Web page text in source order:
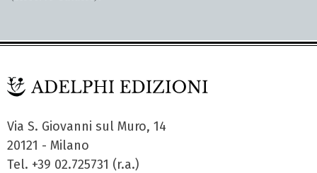
Via S. Giovanni sul Muro, 14
20121 - Milano
Tel. +39 02.725731 (r.a.)